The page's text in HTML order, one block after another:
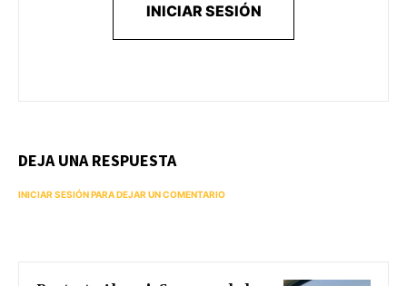
INICIAR SESIÓN
DEJA UNA RESPUESTA
INICIAR SESIÓN PARA DEJAR UN COMENTARIO